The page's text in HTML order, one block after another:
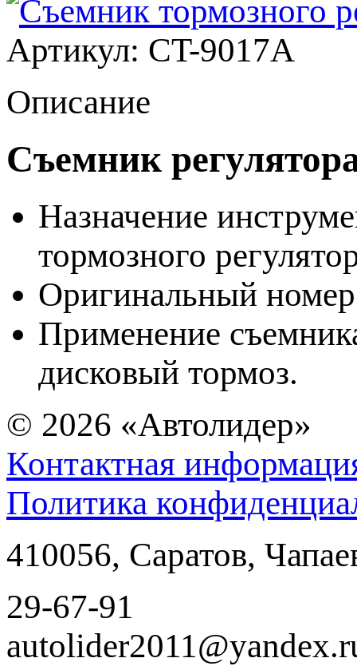
Артикул: CT-9017A
Описание
Съемник
Назначение
тормозного
Оригинальный
Применение
дисковый тормоз.
© 2026 «Автолидер»
Контактная
Политика
410056, Саратов,
29-67-91